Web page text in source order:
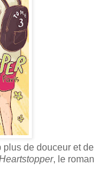
de douceur et de
, le roman